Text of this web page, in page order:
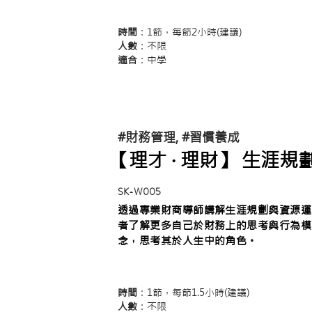
時間 ：1節，每節2小時(建議)
人數 ：不限
適合 ：中學
#財務管理, #習慣養成
【理才 ‧ 理財】 生涯規
SK-W005
透過專業財商導師講解生涯規劃與資源
者了解更多自己於財務上的思考與行為
念，思考其於人生中的角色。
時間 ：1節，每節1.5小時(建議)
人數 ：不限